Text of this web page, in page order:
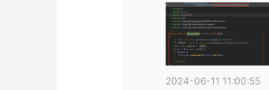
2024-06-11 11:00:55